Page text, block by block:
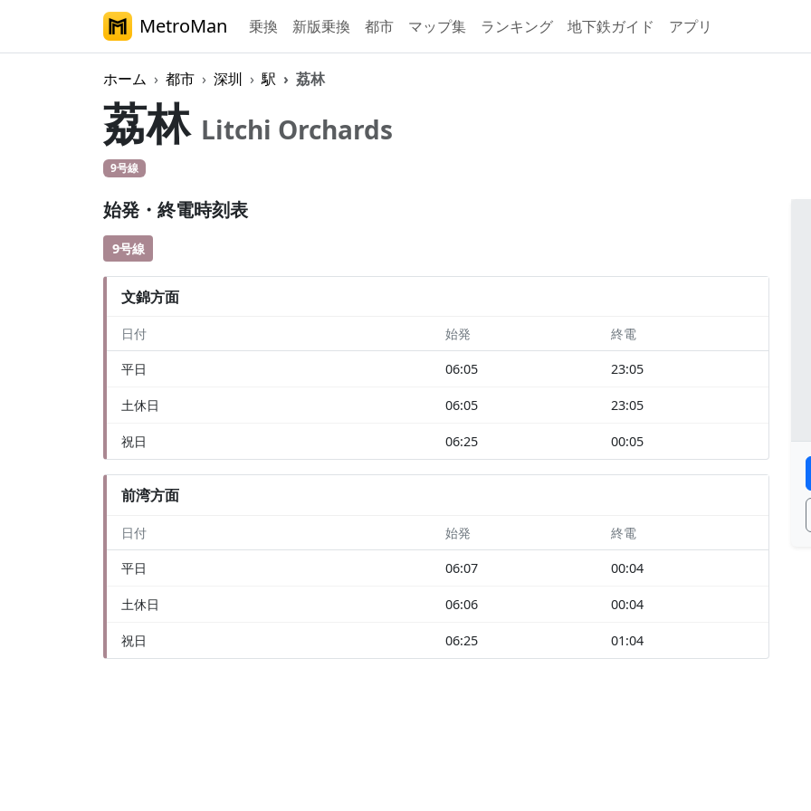
MetroMan 乗換 新版乗換 都市 マップ集 ランキング 地下鉄ガイド アプリ
ホーム 都市 深圳 駅 荔林
荔林 Litchi Orchards
9号線
始発・終電時刻表
9号線
文錦方面
日付 始発 終電
平日 06:05 23:05
土休日 06:05 23:05
祝日 06:25 00:05
前湾方面
日付 始発 終電
平日 06:07 00:04
土休日 06:06 00:04
祝日 06:25 01:04